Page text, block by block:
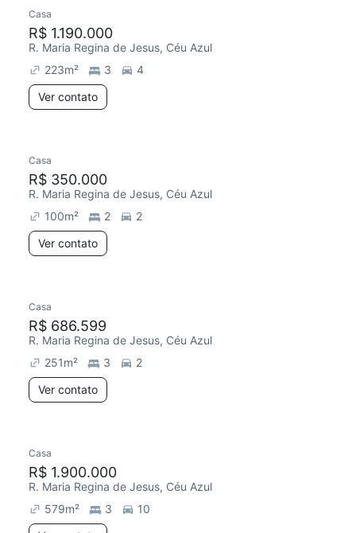
Casa
R$ 1.190.000
R. Maria Regina de Jesus, Céu Azul
223m² 3
4
Ver contato
Casa
R$ 350.000
R. Maria Regina de Jesus, Céu Azul
100m² 2
2
Ver contato
Casa
R$ 686.599
R. Maria Regina de Jesus, Céu Azul
251m² 3
2
Ver contato
Casa
R$ 1.900.000
R. Maria Regina de Jesus, Céu Azul
579m² 3
10